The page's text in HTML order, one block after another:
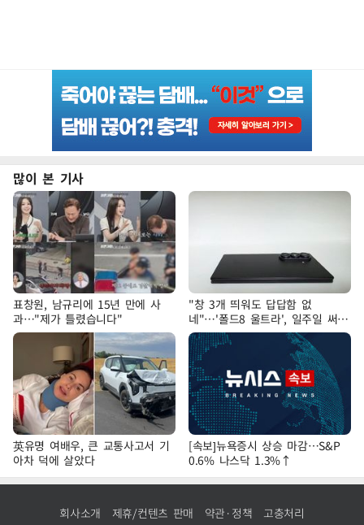
많이 본 기사
표창원, 남규리에 15년 만에 사
과…"제가 틀렸습니다"
"창 3개 띄워도 답답함 없
네"…'폴드8 울트라', 일주일 써보
니
英유명 여배우, 큰 교통사고서 기
아차 덕에 살았다
[속보]뉴욕증시 상승 마감…S&P
0.6% 나스닥 1.3%↑
회사소개 제휴/컨텐츠 판매 약관·정책 고충처리